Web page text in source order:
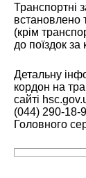
Транспортні
встановлено
(крім
до поїздок
Детальну
кордон на
сайті
(044) 290-18-
Головного